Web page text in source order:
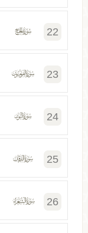
22
23
24
25
26